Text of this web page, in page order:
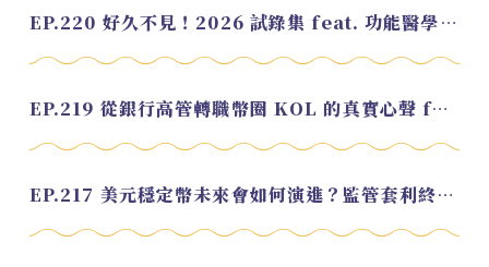
EP.220 好久不見！2026 試錄集 feat. 功能醫學營養師 美寶
EP.219 從銀行高管轉職幣圈 KOL 的真實心聲 feat.龜大
EP.217 美元穩定幣未來會如何演進？監管套利終將收斂？feat. 研究員 余哲安